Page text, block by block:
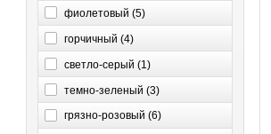
фиолетовый (5)
горчичный (4)
светло-серый (1)
темно-зеленый (3)
грязно-розовый (6)